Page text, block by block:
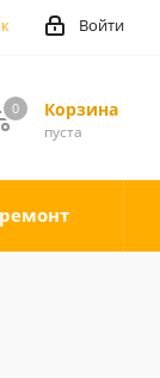
Войти
Корзина
0
пуста
0